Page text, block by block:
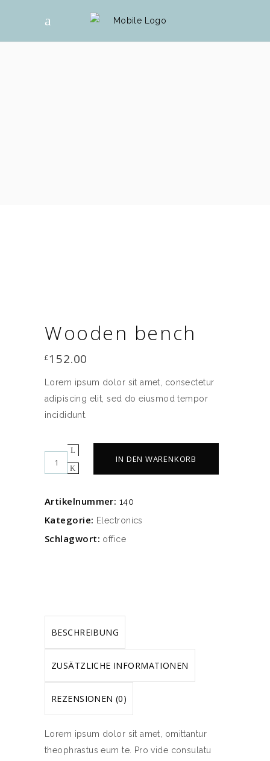
Wooden bench
£152.00
Lorem ipsum dolor sit amet, consectetur
adipiscing elit, sed do eiusmod tempor
incididunt.
Quantity
IN DEN WARENKORB
Artikelnummer: 140
Kategorie: Electronics
Schlagwort: office
BESCHREIBUNG
ZUSÄTZLICHE INFORMATIONEN
REZENSIONEN (0)
Lorem ipsum dolor sit amet, omittantur
theophrastus eum te. Pro vide consulatu